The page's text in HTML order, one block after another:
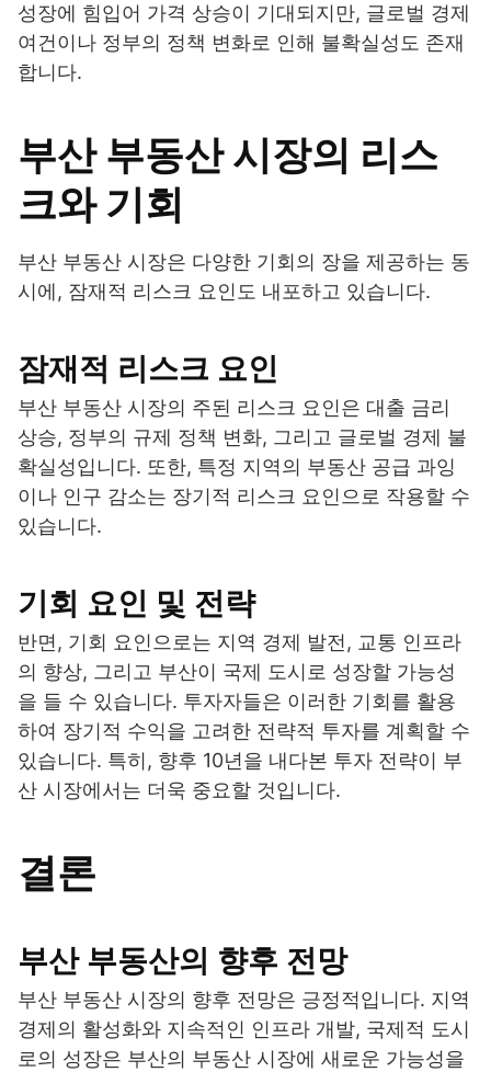
성장에 힘입어 가격 상승이 기대되지만, 글로벌 경제
여건이나 정부의 정책 변화로 인해 불확실성도 존재
합니다.
부산 부동산 시장의 리스
크와 기회
부산 부동산 시장은 다양한 기회의 장을 제공하는 동
시에, 잠재적 리스크 요인도 내포하고 있습니다.
잠재적 리스크 요인
부산 부동산 시장의 주된 리스크 요인은 대출 금리
상승, 정부의 규제 정책 변화, 그리고 글로벌 경제 불
확실성입니다. 또한, 특정 지역의 부동산 공급 과잉
이나 인구 감소는 장기적 리스크 요인으로 작용할 수
있습니다.
기회 요인 및 전략
반면, 기회 요인으로는 지역 경제 발전, 교통 인프라
의 향상, 그리고 부산이 국제 도시로 성장할 가능성
을 들 수 있습니다. 투자자들은 이러한 기회를 활용
하여 장기적 수익을 고려한 전략적 투자를 계획할 수
있습니다. 특히, 향후 10년을 내다본 투자 전략이 부
산 시장에서는 더욱 중요할 것입니다.
결론
부산 부동산의 향후 전망
부산 부동산 시장의 향후 전망은 긍정적입니다. 지역
경제의 활성화와 지속적인 인프라 개발, 국제적 도시
로의 성장은 부산의 부동산 시장에 새로운 가능성을